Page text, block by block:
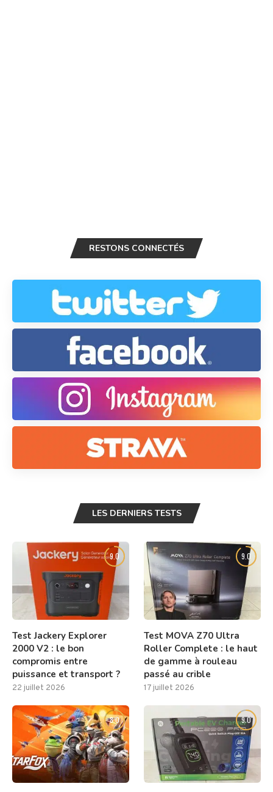
RESTONS CONNECTÉS
LES DERNIERS TESTS
9.0
Test Jackery Explorer
2000 V2 : le bon
compromis entre
puissance et transport ?
22 juillet 2026
9.0
Test MOVA Z70 Ultra
Roller Complete : le haut
de gamme à rouleau
passé au crible
17 juillet 2026
8.0 9.0